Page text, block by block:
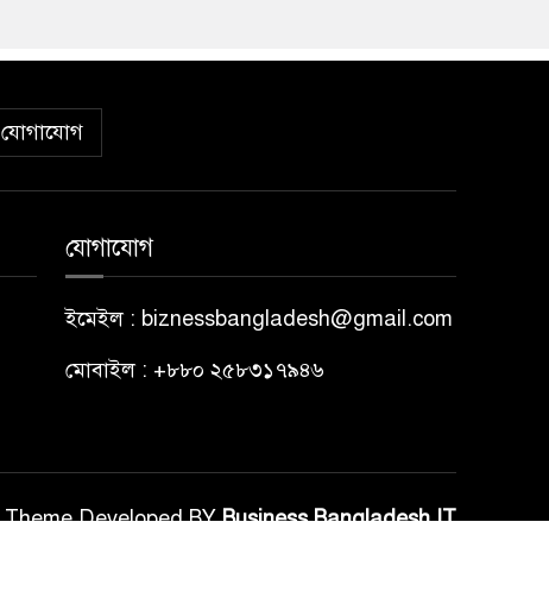
যোগাযোগ
যোগাযোগ
ইমেইল : biznessbangladesh@gmail.com
মোবাইল : +৮৮০ ২৫৮৩১৭৯৪৬
Theme Developed BYBusiness Bangladesh IT